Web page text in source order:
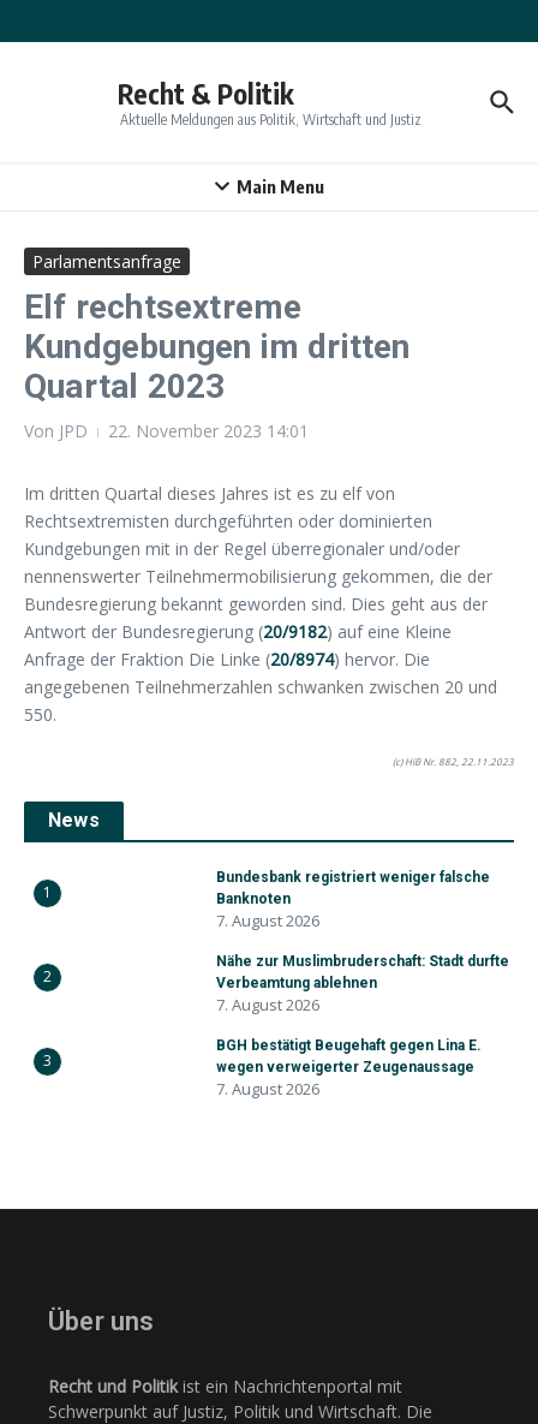
Recht & Politik
Aktuelle Meldungen aus Politik, Wirtschaft und Justiz
Main Menu
Parlamentsanfrage
Elf rechtsextreme
Kundgebungen im dritten
Quartal 2023
Von JPD 22. November 2023 14:01
Im dritten Quartal dieses Jahres ist es zu elf von
Rechtsextremisten durchgeführten oder dominierten
Kundgebungen mit in der Regel überregionaler und/oder
nennenswerter Teilnehmermobilisierung gekommen, die der
Bundesregierung bekannt geworden sind. Dies geht aus der
Antwort der Bundesregierung (20/9182) auf eine Kleine
Anfrage der Fraktion Die Linke (20/8974) hervor. Die
angegebenen Teilnehmerzahlen schwanken zwischen 20 und
550.
(c) HiB Nr. 882, 22.11.2023
News
1
Bundesbank registriert weniger falsche
Banknoten
7. August 2026
2
Nähe zur Muslimbruderschaft: Stadt durfte
Verbeamtung ablehnen
7. August 2026
3
BGH bestätigt Beugehaft gegen Lina E.
wegen verweigerter Zeugenaussage
7. August 2026
Über uns
Recht und Politikist ein Nachrichtenportal mit
Schwerpunkt auf Justiz, Politik und Wirtschaft. Die